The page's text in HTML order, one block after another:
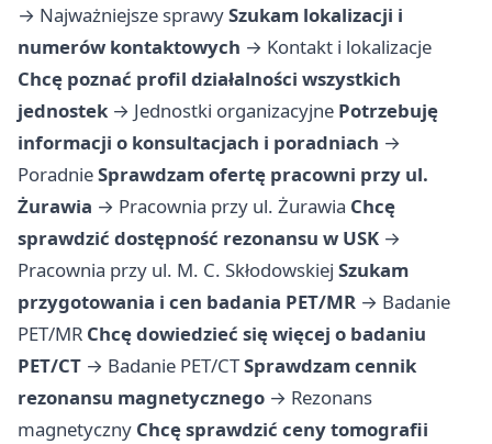
→ Najważniejsze sprawySzukam lokalizacji i
numerów kontaktowych → Kontakt i lokalizacje
Chcę poznać profil działalności wszystkich
jednostek → Jednostki organizacyjne Potrzebuję
informacji o konsultacjach i poradniach →
PoradnieSprawdzam ofertę pracowni przy ul.
Żurawia → Pracownia przy ul. Żurawia Chcę
sprawdzić dostępność rezonansu w USK →
Pracownia przy ul. M. C. Skłodowskiej Szukam
przygotowania i cen badania PET/MR → Badanie
PET/MR Chcę dowiedzieć się więcej o badaniu
PET/CT → Badanie PET/CTSprawdzam cennik
rezonansu magnetycznego → Rezonans
magnetyczny Chcę sprawdzić ceny tomografii